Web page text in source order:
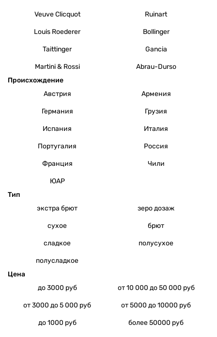
Veuve Clicquot Ruinart
Louis Roederer Bollinger
Taittinger Gancia
Martini & Rossi
Abrau-Durso
Происхождение
Австрия
Армения
Германия Грузия
Испания Италия
Португалия Россия
Франция Чили
ЮАР
Тип
экстра брют
зеро дозаж
сухое брют
сладкое полусухое
полусладкое
Цена
до 3000 руб
от 10 000 до 50 000 руб
от 3000 до 5 000 руб от 5000 до 10000 руб
до 1000 руб более 50000 руб